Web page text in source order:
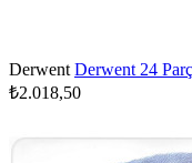
Derwent Derwent 24
₺2.018,50